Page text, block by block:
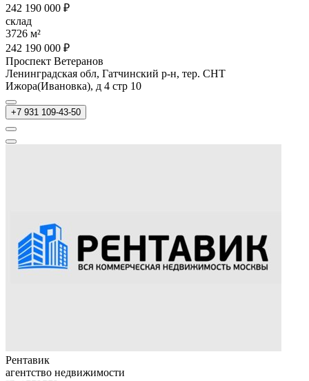
242 190 000 ₽
склад
3726 м²
242 190 000 ₽
Проспект Ветеранов
Ленинградская обл, Гатчинский р-н, тер. СНТ
Ижора(Ивановка), д 4 стр 10
+7 931 109-43-50
Рентавик
агентство недвижимости